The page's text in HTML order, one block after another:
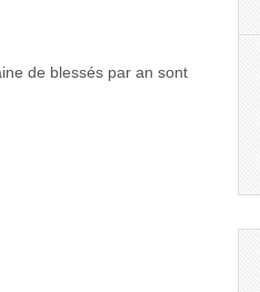
de blessés par an sont